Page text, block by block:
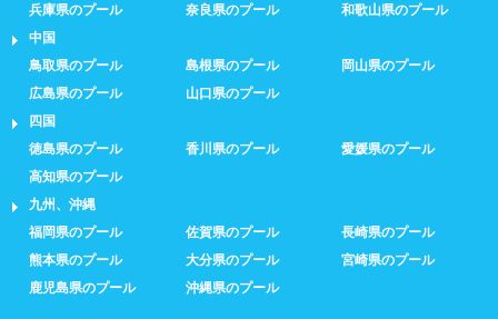
兵庫県のプール
奈良県のプール
和歌山県のプール
中国
鳥取県のプール
島根県のプール
岡山県のプール
広島県のプール
山口県のプール
四国
徳島県のプール
香川県のプール
愛媛県のプール
高知県のプール
九州、沖縄
福岡県のプール
佐賀県のプール
長崎県のプール
熊本県のプール
大分県のプール
宮崎県のプール
鹿児島県のプール
沖縄県のプール